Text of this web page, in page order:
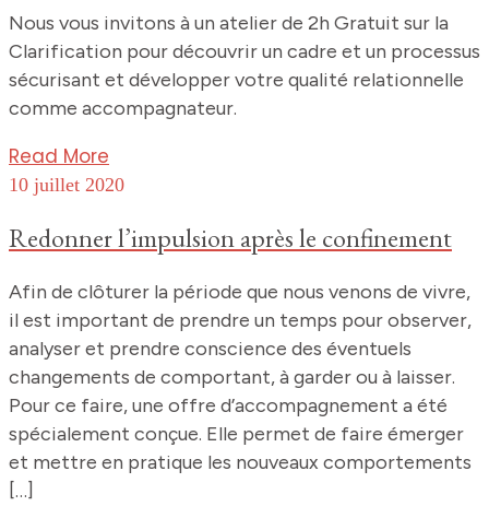
Nous vous invitons à un atelier de 2h Gratuit sur la
Clarification pour découvrir un cadre et un processus
sécurisant et développer votre qualité relationnelle
comme accompagnateur.
Read More
10 juillet 2020
Redonner l’impulsion après le confinement
Afin de clôturer la période que nous venons de vivre,
il est important de prendre un temps pour observer,
analyser et prendre conscience des éventuels
changements de comportant, à garder ou à laisser.
Pour ce faire, une offre d’accompagnement a été
spécialement conçue. Elle permet de faire émerger
et mettre en pratique les nouveaux comportements
[…]